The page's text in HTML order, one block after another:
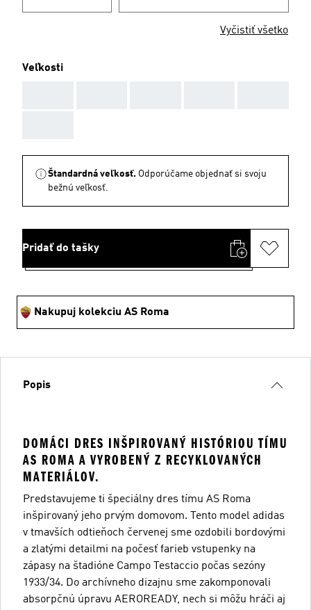
Vyčistiť všetko
Veľkosti
Štandardná veľkosť. Odporúčame objednať si svoju
bežnú veľkosť.
Pridať do tašky
Nakupuj kolekciu AS Roma
Popis
DOMÁCI DRES INŠPIROVANÝ HISTÓRIOU TÍMU
AS ROMA A VYROBENÝ Z RECYKLOVANÝCH
MATERIÁLOV.
Predstavujeme ti špeciálny dres tímu AS Roma
inšpirovaný jeho prvým domovom. Tento model adidas
v tmavších odtieňoch červenej sme ozdobili bordovými
a zlatými detailmi na počesť farieb vstupenky na
zápasy na štadióne Campo Testaccio počas sezóny
1933/34. Do archívneho dizajnu sme zakomponovali
absorpčnú úpravu AEROREADY, nech si môžu hráči aj